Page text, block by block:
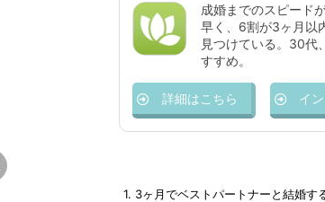
成婚までのスピード
早く、6割が3ヶ月以
見つけている。30代
すすめ。
詳細はこちら イ
1. 3ヶ月でベストパートナーと結婚す